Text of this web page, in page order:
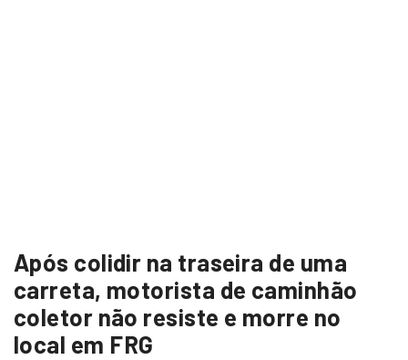
Após colidir na traseira de uma
carreta, motorista de caminhão
coletor não resiste e morre no
local em FRG